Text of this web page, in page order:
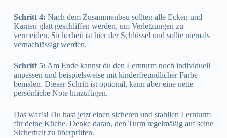
Schritt 4: Nach dem Zusammenbau sollten alle Ecken und
Kanten glatt geschliffen werden, um Verletzungen zu
vermeiden. Sicherheit ist hier der Schlüssel und sollte niemals
vernachlässigt werden.
Schritt 5: Am Ende kannst du den Lernturm noch individuell
anpassen und beispielsweise mit kinderfreundlicher Farbe
bemalen. Dieser Schritt ist optional, kann aber eine nette
persönliche Note hinzufügen.
Das war’s! Du hast jetzt einen sicheren und stabilen Lernturm
für deine Küche. Denke daran, den Turm regelmäßig auf seine
Sicherheit zu überprüfen.